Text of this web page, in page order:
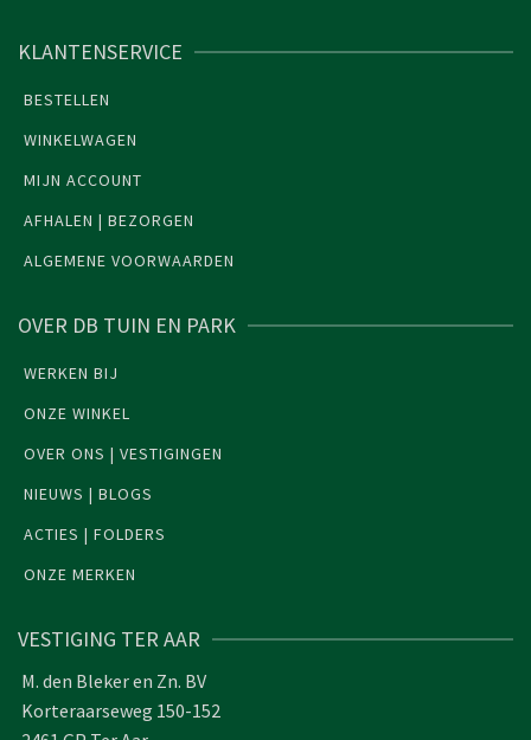
KLANTENSERVICE
BESTELLEN
WINKELWAGEN
MIJN ACCOUNT
AFHALEN | BEZORGEN
ALGEMENE VOORWAARDEN
OVER DB TUIN EN PARK
WERKEN BIJ
ONZE WINKEL
OVER ONS | VESTIGINGEN
NIEUWS | BLOGS
ACTIES | FOLDERS
ONZE MERKEN
VESTIGING TER AAR
M. den Bleker en Zn. BV
Korteraarseweg 150-152